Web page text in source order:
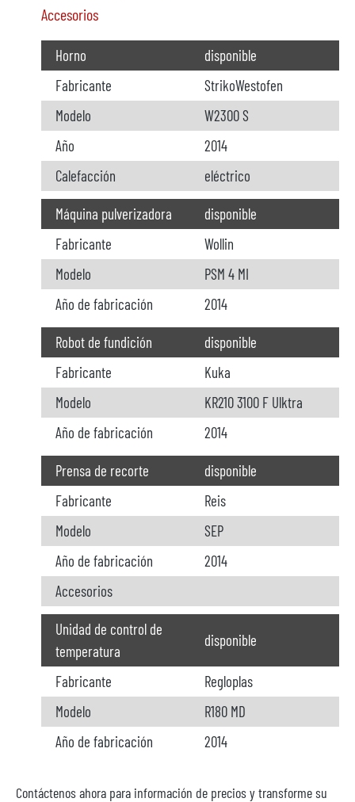
Accesorios
Horno
disponible
Fabricante
StrikoWestofen
Modelo
W2300 S
Año
2014
Calefacción
eléctrico
Máquina pulverizadora
disponible
Fabricante
Wollin
Modelo
PSM 4 MI
Año de fabricación
2014
Robot de fundición
disponible
Fabricante
Kuka
Modelo
KR210 3100 F Ulktra
Año de fabricación
2014
Prensa de recorte
disponible
Fabricante
Reis
Modelo
SEP
Año de fabricación
2014
Accesorios
Unidad de control de
temperatura
disponible
Fabricante
Regloplas
Modelo
R180 MD
Año de fabricación
2014
Contáctenos ahora para información de precios y transforme su